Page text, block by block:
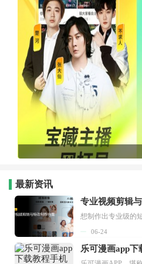
最新资讯
专业视频剪辑
想制作出专业级的
06-24
乐可漫画app下